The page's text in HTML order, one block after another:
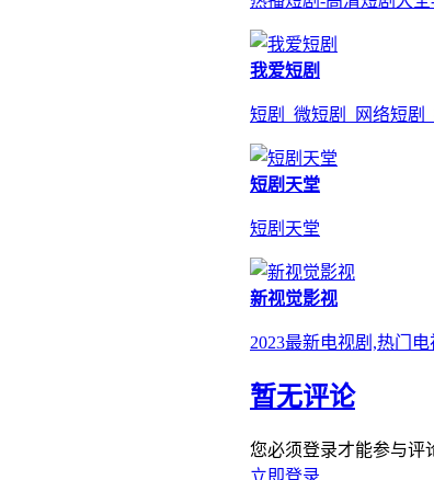
我爱短剧
短剧_微短剧_网络短剧
短剧天堂
短剧天堂
新视觉影视
2023最新电视剧,热门
暂无评论
您必须登录才能参与评